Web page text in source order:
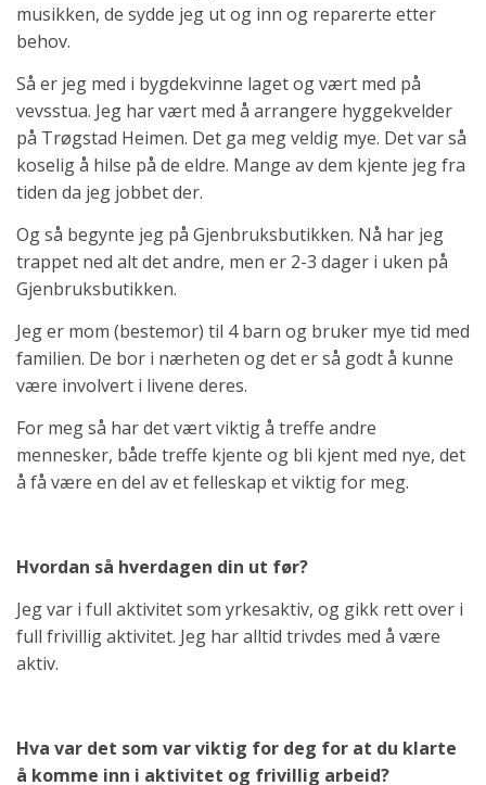
musikken, de sydde jeg ut og inn og reparerte etter
behov.
Så er jeg med i bygdekvinne laget og vært med på
vevsstua. Jeg har vært med å arrangere hyggekvelder
på Trøgstad Heimen. Det ga meg veldig mye. Det var så
koselig å hilse på de eldre. Mange av dem kjente jeg fra
tiden da jeg jobbet der.
Og så begynte jeg på Gjenbruksbutikken. Nå har jeg
trappet ned alt det andre, men er 2-3 dager i uken på
Gjenbruksbutikken.
Jeg er mom (bestemor) til 4 barn og bruker mye tid med
familien. De bor i nærheten og det er så godt å kunne
være involvert i livene deres.
For meg så har det vært viktig å treffe andre
mennesker, både treffe kjente og bli kjent med nye, det
å få være en del av et felleskap et viktig for meg.
Hvordan så hverdagen din ut før?
Jeg var i full aktivitet som yrkesaktiv, og gikk rett over i
full frivillig aktivitet. Jeg har alltid trivdes med å være
aktiv.
Hva var det som var viktig for deg for at du klarte
å komme inn i aktivitet og frivillig arbeid?